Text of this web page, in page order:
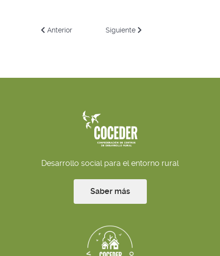
Artículo anterior: Resultados positivos en los itinerarios
Anterior Artículo siguiente: COCEDER
Siguiente
Desarrollo social para el entorno rural
Saber más